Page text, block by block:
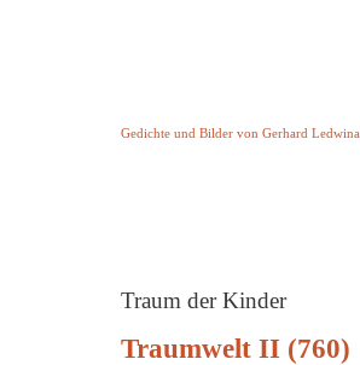
Gedichte und Bilder von Gerhard Ledwina
Traum der Kinder
Traumwelt II (760)